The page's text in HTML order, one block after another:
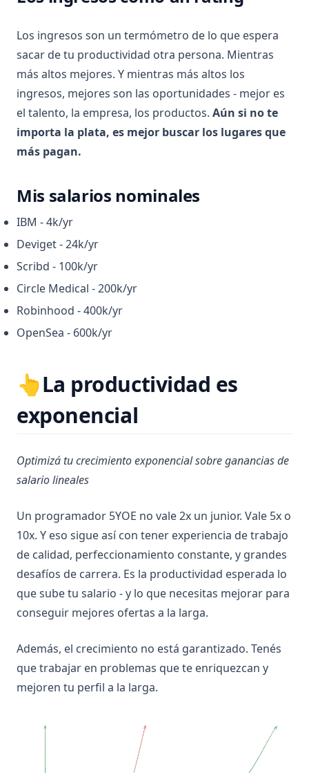
Los ingresos son un termómetro de lo que espera
sacar de tu productividad otra persona. Mientras
más altos mejores. Y mientras más altos los
ingresos, mejores son las oportunidades - mejor es
el talento, la empresa, los productos. Aún si no te
importa la plata, es mejor buscar los lugares que
más pagan.
Mis salarios nominales
IBM - 4k/yr
Deviget - 24k/yr
Scribd - 100k/yr
Circle Medical - 200k/yr
Robinhood - 400k/yr
OpenSea - 600k/yr
👆La productividad es
exponencial
Optimizá tu crecimiento exponencial sobre ganancias de
salario lineales
Un programador 5YOE no vale 2x un junior. Vale 5x o
10x. Y eso sigue así con tener experiencia de trabajo
de calidad, perfeccionamiento constante, y grandes
desafíos de carrera. Es la productividad esperada lo
que sube tu salario - y lo que necesitas mejorar para
conseguir mejores ofertas a la larga.
Además, el crecimiento no está garantizado. Tenés
que trabajar en problemas que te enriquezcan y
mejoren tu perfil a la larga.